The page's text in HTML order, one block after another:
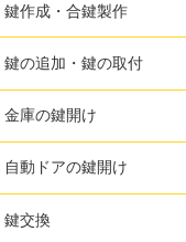
鍵作成・合鍵製作
鍵の追加・鍵の取付
金庫の鍵開け
自動ドアの鍵開け
鍵交換